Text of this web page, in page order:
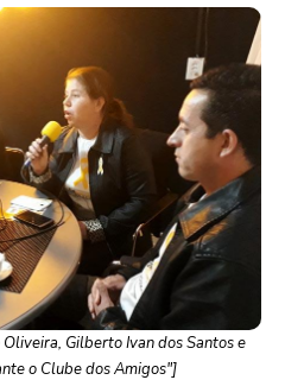
Gilberto Ivan dos Santos e
o Clube dos Amigos"]